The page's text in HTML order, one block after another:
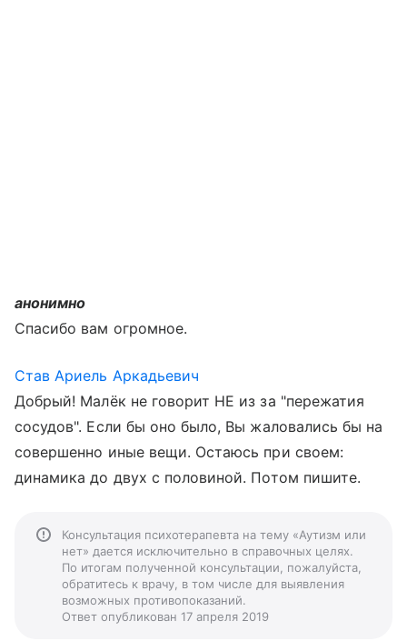
анонимно
Спасибо вам огромное.
Став Ариель Аркадьевич
Добрый! Малёк не говорит НЕ из за "пережатия
сосудов". Если бы оно было, Вы жаловались бы на
совершенно иные вещи. Остаюсь при своем:
динамика до двух с половиной. Потом пишите.
Консультация психотерапевта на тему «Аутизм или
нет» дается исключительно в справочных целях.
По итогам полученной консультации, пожалуйста,
обратитесь к врачу, в том числе для выявления
возможных противопоказаний.
Ответ опубликован 17 апреля 2019